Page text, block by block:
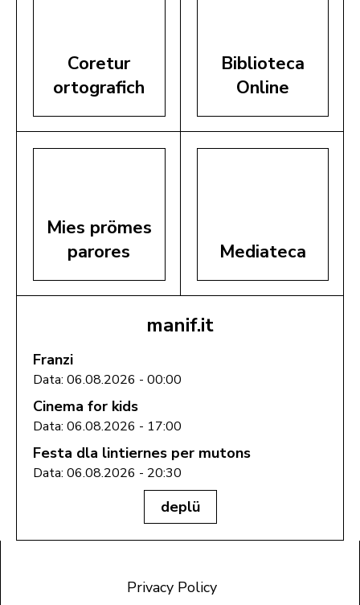
Coretur
ortografich
Biblioteca
Online
Mies prömes
parores
Mediateca
manif.it
Franzi
Data: 06.08.2026 - 00:00
Cinema for kids
Data: 06.08.2026 - 17:00
Festa dla lintiernes per mutons
Data: 06.08.2026 - 20:30
deplü
Privacy Policy